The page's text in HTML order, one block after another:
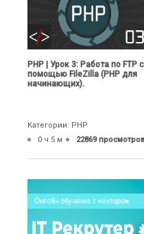
PHP | Урок 3: Работа по FTP с
помощью FileZilla (PHP для
начинающих).
Категории: PHP
0 ч 5 м
22869